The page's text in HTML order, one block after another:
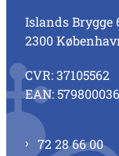
Islands Brygge
2300
CVR: 37105562
EAN:
72 28 66 00